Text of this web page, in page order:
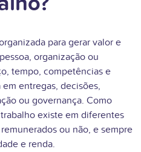
para gerar valor e
organização ou
tempo, competências e
entregas, decisões,
ou governança. Como
existe em diferentes
ou não, e sempre
e renda.